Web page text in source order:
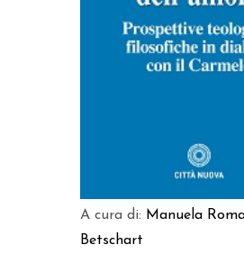
A cura di: Manuela
Betschart